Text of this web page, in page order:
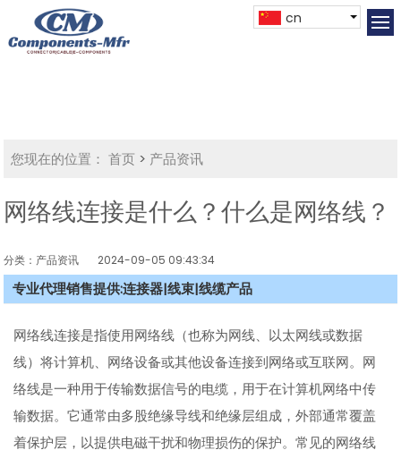
cn
您现在的位置： 首页 > 产品资讯
网络线连接是什么？什么是网络线？
分类：产品资讯 2024-09-05 09:43:34
专业代理销售提供:连接器|线束|线缆产品
网络线连接是指使用网络线（也称为网线、以太网线或数据
线）将计算机、网络设备或其他设备连接到网络或互联网。网
络线是一种用于传输数据信号的电缆，用于在计算机网络中传
输数据。它通常由多股绝缘导线和绝缘层组成，外部通常覆盖
着保护层，以提供电磁干扰和物理损伤的保护。常见的网络线